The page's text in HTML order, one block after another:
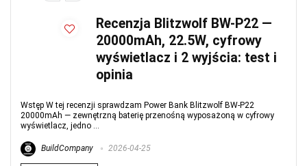
Recenzja Blitzwolf BW-P22 —
20000mAh, 22.5W, cyfrowy
wyświetlacz i 2 wyjścia: test i
opinia
Wstęp W tej recenzji sprawdzam Power Bank Blitzwolf BW-P22
20000mAh — zewnętrzną baterię przenośną wyposażoną w cyfrowy
wyświetlacz, jedno ...
BuildCompany 2026-04-25